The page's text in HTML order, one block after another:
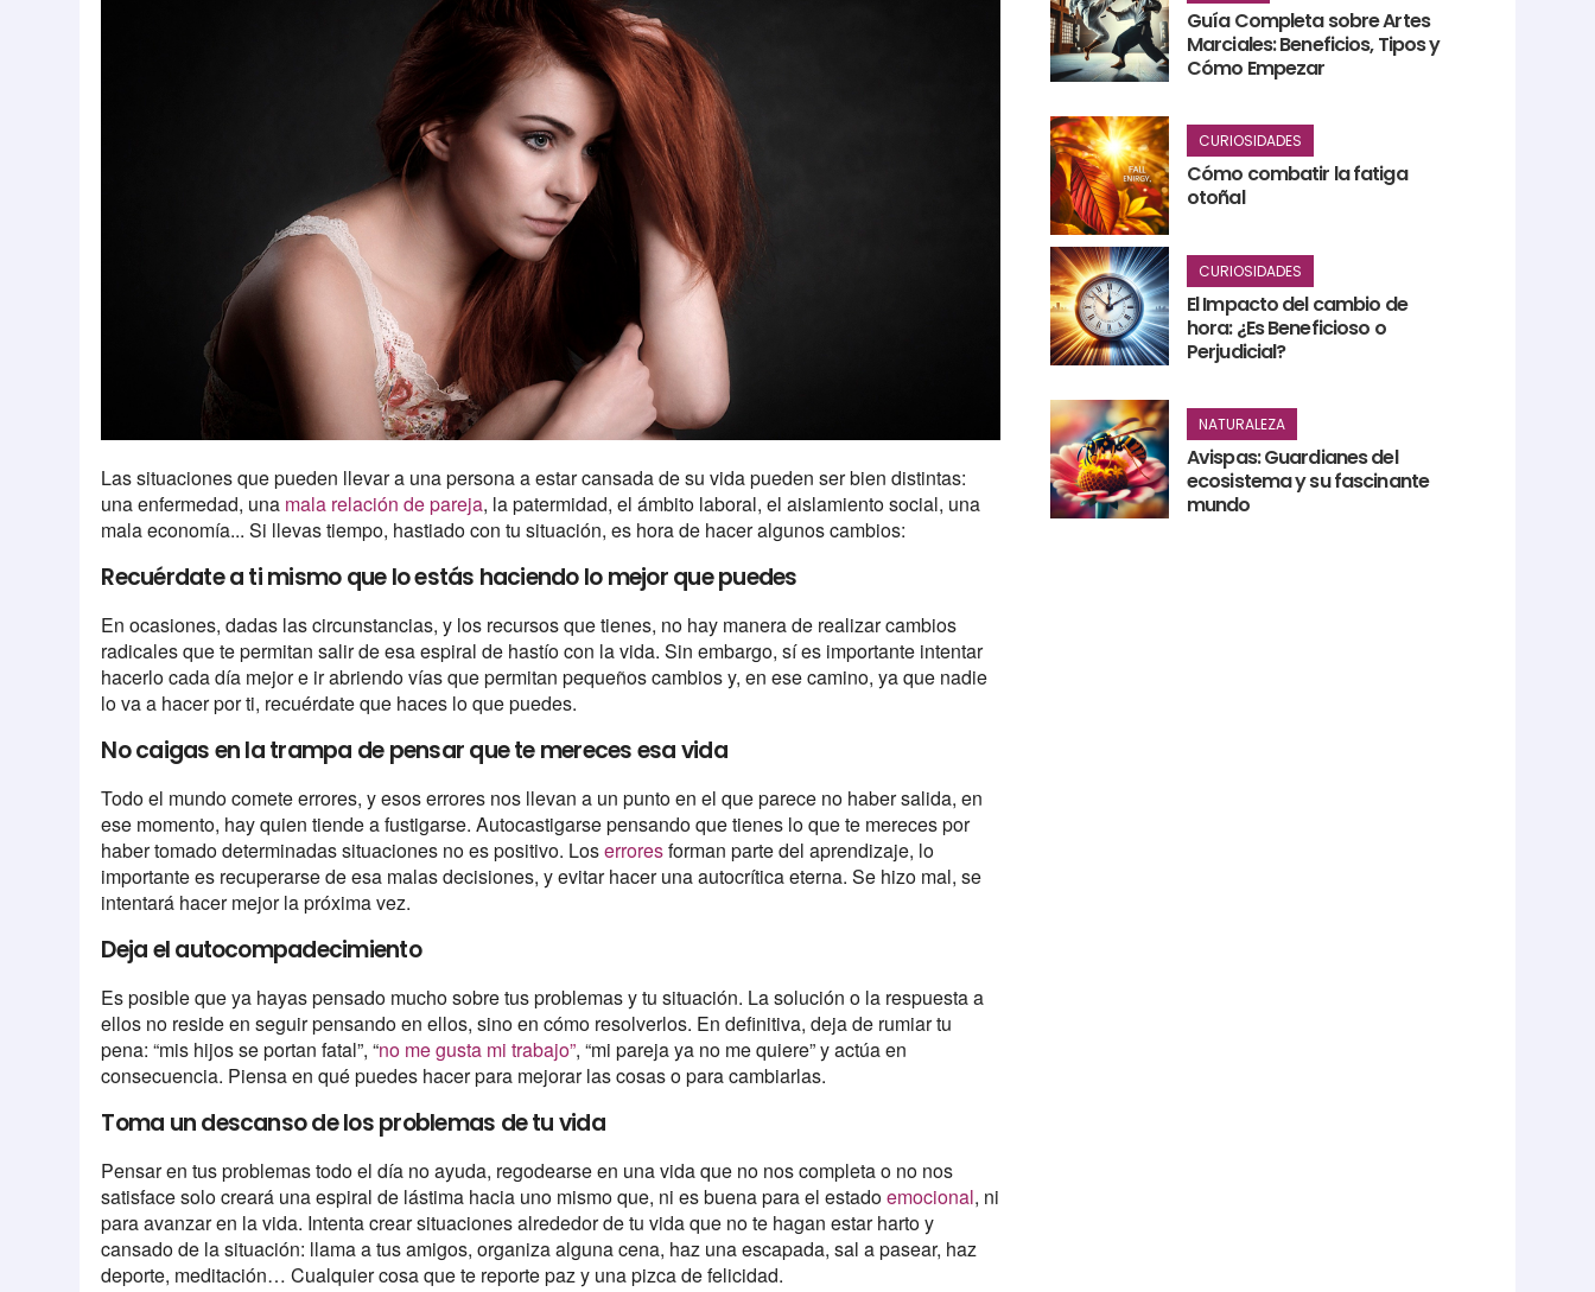
Las situaciones que pueden llevar a una persona a estar cansada de su vida pueden ser bien distintas:
una enfermedad, una mala relación de pareja, la patermidad, el ámbito laboral, el aislamiento social, una
mala economía... Si llevas tiempo, hastiado con tu situación, es hora de hacer algunos cambios:
Recuérdate a ti mismo que lo estás haciendo lo mejor que puedes
En ocasiones, dadas las circunstancias, y los recursos que tienes, no hay manera de realizar cambios
radicales que te permitan salir de esa espiral de hastío con la vida. Sin embargo, sí es importante intentar
hacerlo cada día mejor e ir abriendo vías que permitan pequeños cambios y, en ese camino, ya que nadie
lo va a hacer por ti, recuérdate que haces lo que puedes.
No caigas en la trampa de pensar que te mereces esa vida
Todo el mundo comete errores, y esos errores nos llevan a un punto en el que parece no haber salida, en
ese momento, hay quien tiende a fustigarse. Autocastigarse pensando que tienes lo que te mereces por
haber tomado determinadas situaciones no es positivo. Loserroresforman parte del aprendizaje, lo
importante es recuperarse de esa malas decisiones, y evitar hacer una autocrítica eterna. Se hizo mal, se
intentará hacer mejor la próxima vez.
Deja el autocompadecimiento
Es posible que ya hayas pensado mucho sobre tus problemas y tu situación. La solución o la respuesta a
ellos no reside en seguir pensando en ellos, sino en cómo resolverlos. En definitiva, deja de rumiar tu
pena: “mis hijos se portan fatal”, “no me gusta mi trabajo”, “mi pareja ya no me quiere” y actúa en
consecuencia. Piensa en qué puedes hacer para mejorar las cosas o para cambiarlas.
Toma un descanso de los problemas de tu vida
Pensar en tus problemas todo el día no ayuda, regodearse en una vida que no nos completa o no nos
satisface solo creará una espiral de lástima hacia uno mismo que, ni es buena para el estadoemocional, ni
para avanzar en la vida. Intenta crear situaciones alrededor de tu vida que no te hagan estar harto y
cansado de la situación: llama a tus amigos, organiza alguna cena, haz una escapada, sal a pasear, haz
deporte, meditación… Cualquier cosa que te reporte paz y una pizca de felicidad.
Guía Completa sobre Artes
Marciales: Beneficios, Tipos y
Cómo Empezar
CURIOSIDADES
Cómo combatir la fatiga
otoñal
CURIOSIDADES
El Impacto del cambio de
hora: ¿Es Beneficioso o
Perjudicial?
NATURALEZA
Avispas: Guardianes del
ecosistema y su fascinante
mundo